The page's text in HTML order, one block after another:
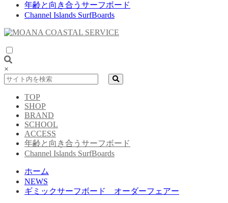
年齢と向き合うサーフボード
Channel Islands SurfBoards
×
TOP
SHOP
BRAND
SCHOOL
ACCESS
年齢と向き合うサーフボード
Channel Islands SurfBoards
ホーム
NEWS
ギミックサーフボード オーダーフェアー